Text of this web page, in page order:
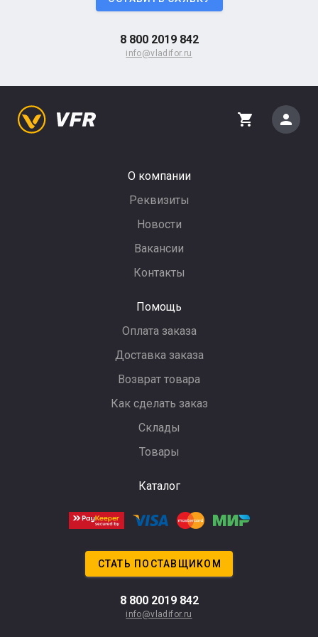
8 800 2019 842
info@vladifor.ru
О компании
Реквизиты
Новости
Вакансии
Контакты
Помощь
Оплата заказа
Доставка заказа
Возврат товара
Как сделать заказ
Склады
Товары
Каталог
shopping_cart person
СТАТЬ ПОСТАВЩИКОМ
8 800 2019 842
info@vladifor.ru